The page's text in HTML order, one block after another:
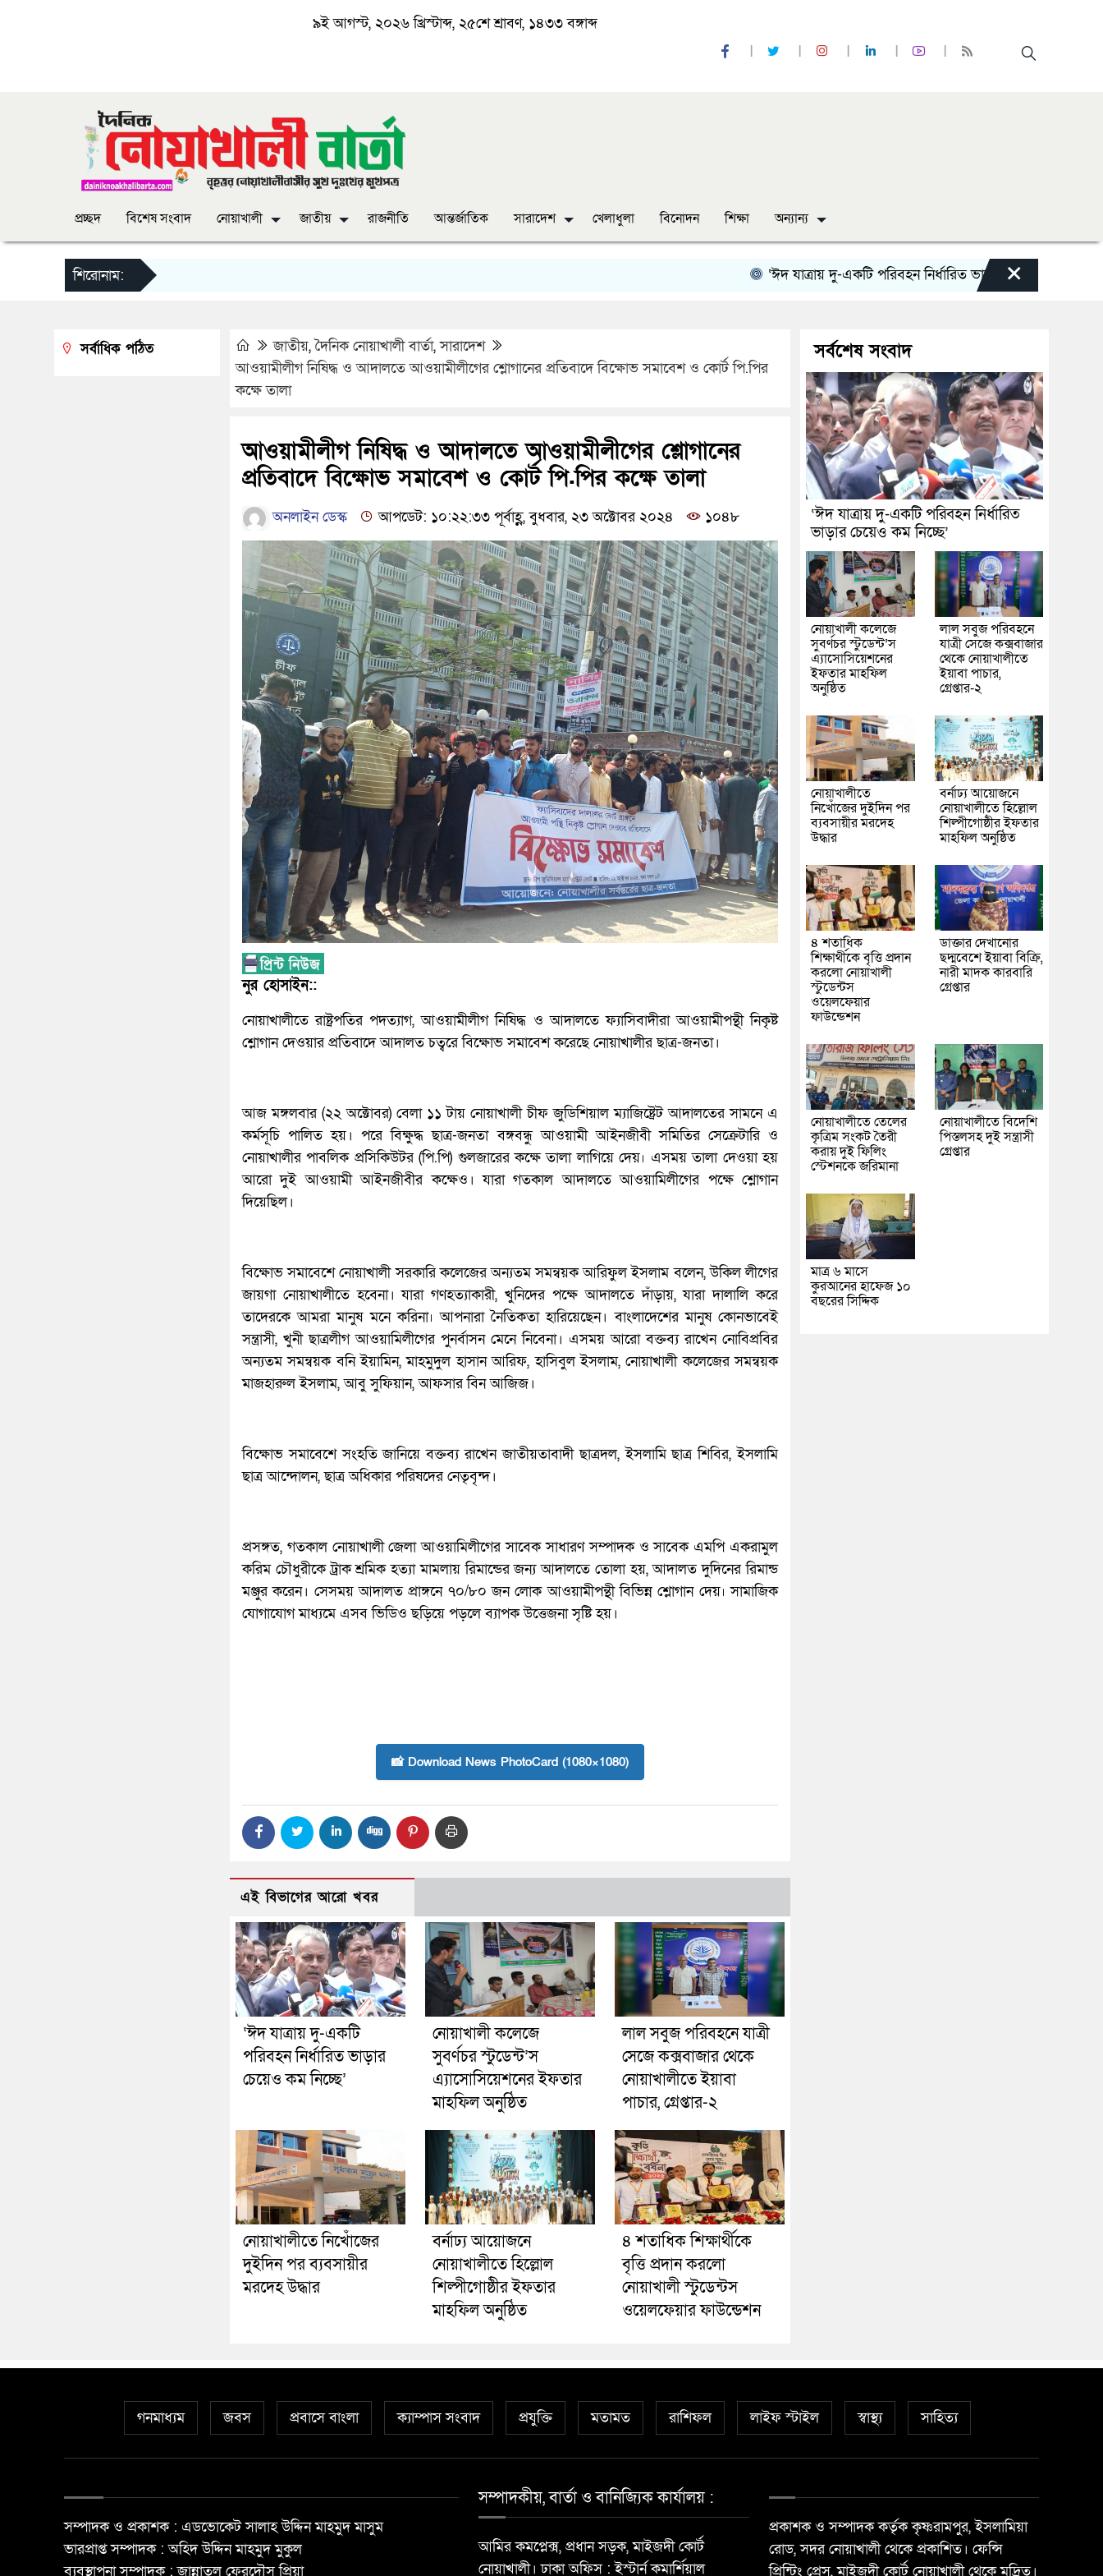
৯ই আগস্ট, ২০২৬ খ্রিস্টাব্দ, ২৫শে শ্রাবণ, ১৪৩৩ বঙ্গাব্দ
প্রচ্ছদ বিশেষ সংবাদ নোয়াখালী জাতীয় রাজনীতি আন্তর্জাতিক সারাদেশ খেলাধুলা বিনোদন শিক্ষা অন্যান্য
শিরোনাম: ‘ঈদ যাত্রায় দু-একটি পরিবহন নির্ধারিত ভাড়ার চেয়েও কম নিচ্ছে’
×
জাতীয়,দৈনিক নোয়াখালী বার্তা,সারাদেশ
আওয়ামীলীগ নিষিদ্ধ ও আদালতে আওয়ামীলীগের শ্লোগানের প্রতিবাদে বিক্ষোভ সমাবেশ ও কোর্ট পি.পির
কক্ষে তালা
আওয়ামীলীগ নিষিদ্ধ ও আদালতে আওয়ামীলীগের শ্লোগানের
প্রতিবাদে বিক্ষোভ সমাবেশ ও কোর্ট পি.পির কক্ষে তালা
অনলাইন ডেস্ক আপডেট: ১০:২২:৩৩ পূর্বাহ্ণ, বুধবার, ২৩ অক্টোবর ২০২৪ ১০৪৮
নুর হোসাইন::
নোয়াখালীতে রাষ্ট্রপতির পদত্যাগ, আওয়ামীলীগ নিষিদ্ধ ও আদালতে ফ্যাসিবাদীরা আওয়ামীপন্থী নিকৃষ্ট
শ্লোগান দেওয়ার প্রতিবাদে আদালত চত্বরে বিক্ষোভ সমাবেশ করেছে নোয়াখালীর ছাত্র-জনতা।
আজ মঙ্গলবার (২২ অক্টোবর) বেলা ১১ টায় নোয়াখালী চীফ জুডিশিয়াল ম্যাজিষ্ট্রেট আদালতের সামনে এ
কর্মসূচি পালিত হয়। পরে বিক্ষুদ্ধ ছাত্র-জনতা বঙ্গবন্ধু আওয়ামী আইনজীবী সমিতির সেক্রেটারি ও
নোয়াখালীর পাবলিক প্রসিকিউটর (পি.পি) গুলজারের কক্ষে তালা লাগিয়ে দেয়৷ এসময় তালা দেওয়া হয়
আরো দুই আওয়ামী আইনজীবীর কক্ষেও। যারা গতকাল আদালতে আওয়ামিলীগের পক্ষে শ্লোগান
দিয়েছিল।
বিক্ষোভ সমাবেশে নোয়াখালী সরকারি কলেজের অন্যতম সমন্বয়ক আরিফুল ইসলাম বলেন, উকিল লীগের
জায়গা নোয়াখালীতে হবেনা। যারা গণহত্যাকারী, খুনিদের পক্ষে আদালতে দাঁড়ায়, যারা দালালি করে
তাদেরকে আমরা মানুষ মনে করিনা৷ আপনারা নৈতিকতা হারিয়েছেন। বাংলাদেশের মানুষ কোনভাবেই
সন্ত্রাসী, খুনী ছাত্রলীগ আওয়ামিলীগের পুনর্বাসন মেনে নিবেনা। এসময় আরো বক্তব্য রাখেন নোবিপ্রবির
অন্যতম সমন্বয়ক বনি ইয়ামিন, মাহমুদুল হাসান আরিফ, হাসিবুল ইসলাম, নোয়াখালী কলেজের সমন্বয়ক
মাজহারুল ইসলাম, আবু সুফিয়ান, আফসার বিন আজিজ।
বিক্ষোভ সমাবেশে সংহতি জানিয়ে বক্তব্য রাখেন জাতীয়তাবাদী ছাত্রদল, ইসলামি ছাত্র শিবির, ইসলামি
ছাত্র আন্দোলন, ছাত্র অধিকার পরিষদের নেতৃবৃন্দ।
প্রসঙ্গত, গতকাল নোয়াখালী জেলা আওয়ামিলীগের সাবেক সাধারণ সম্পাদক ও সাবেক এমপি একরামুল
করিম চৌধুরীকে ট্রাক শ্রমিক হত্যা মামলায় রিমান্ডের জন্য আদালতে তোলা হয়, আদালত দুদিনের রিমান্ড
মঞ্জুর করেন। সেসময় আদালত প্রাঙ্গনে ৭০/৮০ জন লোক আওয়ামীপন্থী বিভিন্ন শ্লোগান দেয়৷ সামাজিক
যোগাযোগ মাধ্যমে এসব ভিডিও ছড়িয়ে পড়লে ব্যাপক উত্তেজনা সৃষ্টি হয়।
📸 Download News PhotoCard (1080×1080)
এই বিভাগের আরো খবর
‘ঈদ যাত্রায় দু-একটি
পরিবহন নির্ধারিত ভাড়ার
চেয়েও কম নিচ্ছে’
নোয়াখালী কলেজে
সুবর্ণচর স্টুডেন্ট’স
এ্যাসোসিয়েশনের ইফতার
মাহফিল অনুষ্ঠিত
লাল সবুজ পরিবহনে যাত্রী
সেজে কক্সবাজার থেকে
নোয়াখালীতে ইয়াবা
পাচার, গ্রেপ্তার-২
নোয়াখালীতে নিখোঁজের
দুইদিন পর ব্যবসায়ীর
মরদেহ উদ্ধার
বর্নাঢ্য আয়োজনে
নোয়াখালীতে হিল্লোল
শিল্পীগোষ্ঠীর ইফতার
মাহফিল অনুষ্ঠিত
৪ শতাধিক শিক্ষার্থীকে
বৃত্তি প্রদান করলো
নোয়াখালী স্টুডেন্টস
ওয়েলফেয়ার ফাউন্ডেশন
সর্বাধিক পঠিত সর্বশেষ সংবাদ
‘ঈদ যাত্রায় দু-একটি পরিবহন নির্ধারিত
ভাড়ার চেয়েও কম নিচ্ছে’
নোয়াখালী কলেজে
সুবর্ণচর স্টুডেন্ট’স
এ্যাসোসিয়েশনের
ইফতার মাহফিল
অনুষ্ঠিত
লাল সবুজ পরিবহনে
যাত্রী সেজে কক্সবাজার
থেকে নোয়াখালীতে
ইয়াবা পাচার,
গ্রেপ্তার-২
নোয়াখালীতে
নিখোঁজের দুইদিন পর
ব্যবসায়ীর মরদেহ
উদ্ধার
বর্নাঢ্য আয়োজনে
নোয়াখালীতে হিল্লোল
শিল্পীগোষ্ঠীর ইফতার
মাহফিল অনুষ্ঠিত
৪ শতাধিক
শিক্ষার্থীকে বৃত্তি প্রদান
করলো নোয়াখালী
স্টুডেন্টস
ওয়েলফেয়ার
ফাউন্ডেশন
ডাক্তার দেখানোর
ছদ্মবেশে ইয়াবা বিক্রি,
নারী মাদক কারবারি
গ্রেপ্তার
নোয়াখালীতে তেলের
কৃত্রিম সংকট তৈরী
করায় দুই ফিলিং
স্টেশনকে জরিমানা
নোয়াখালীতে বিদেশি
পিস্তলসহ দুই সন্ত্রাসী
গ্রেপ্তার
মাত্র ৬ মাসে
কুরআনের হাফেজ ১০
বছরের সিদ্দিক
গনমাধ্যম জবস প্রবাসে বাংলা ক্যাম্পাস সংবাদ প্রযুক্তি মতামত রাশিফল লাইফ স্টাইল স্বাস্থ্য সাহিত্য
সম্পাদক ও প্রকাশক : এডভোকেট সালাহ উদ্দিন মাহমুদ মাসুম
ভারপ্রাপ্ত সম্পাদক : অহিদ উদ্দিন মাহমুদ মুকুল
ব্যবস্থাপনা সম্পাদক : জান্নাতুল ফেরদৌস প্রিয়া
সম্পাদকীয়, বার্তা ও বানিজ্যিক কার্যালয় :
আমির কমপ্লেক্স, প্রধান সড়ক, মাইজদী কোর্ট
নোয়াখালী। ঢাকা অফিস : ইস্টার্ন কমার্শিয়াল
প্রকাশক ও সম্পাদক কর্তৃক কৃষ্ণরামপুর, ইসলামিয়া
রোড, সদর নোয়াখালী থেকে প্রকাশিত। ফেন্সি
প্রিন্টিং প্রেস, মাইজদী কোর্ট নোয়াখালী থেকে মুদ্রিত।